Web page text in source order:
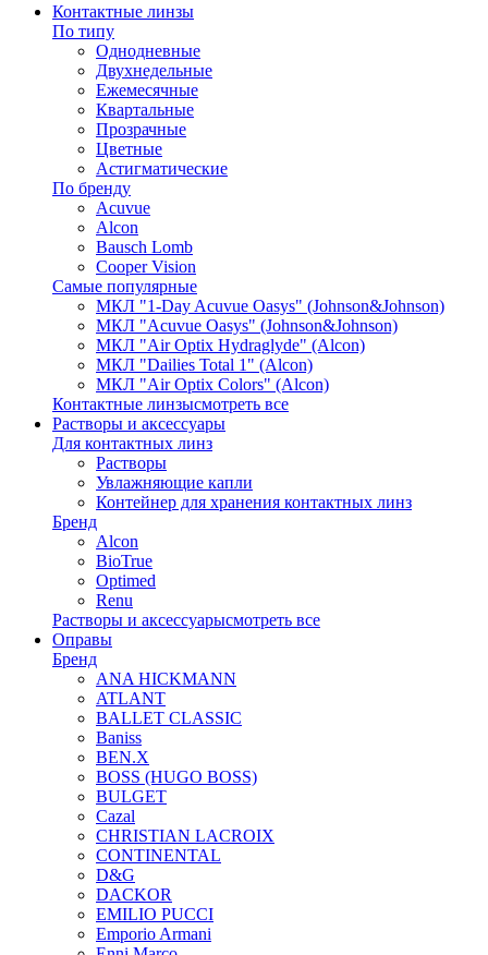
Контактные линзы
По типу
Однодневные
Двухнедельные
Ежемесячные
Квартальные
Прозрачные
Цветные
Астигматические
По бренду
Acuvue
Alcon
Bausch Lomb
Cooper Vision
Самые популярные
МКЛ "1-Day Acuvue Oasys" (Johnson&Johnson)
МКЛ "Acuvue Oasys" (Johnson&Johnson)
МКЛ "Air Optix Hydraglyde" (Alcon)
МКЛ "Dailies Total 1" (Alcon)
МКЛ "Air Optix Colors" (Alcon)
Контактные линзысмотреть все
Растворы и аксессуары
Для контактных линз
Растворы
Увлажняющие капли
Контейнер для хранения контактных линз
Бренд
Alcon
BioTrue
Optimed
Renu
Растворы и аксессуарысмотреть все
Оправы
Бренд
ANA HICKMANN
ATLANT
BALLET CLASSIC
Baniss
BEN.X
BOSS (HUGO BOSS)
BULGET
Cazal
CHRISTIAN LACROIX
CONTINENTAL
D&G
DACKOR
EMILIO PUCCI
Emporio Armani